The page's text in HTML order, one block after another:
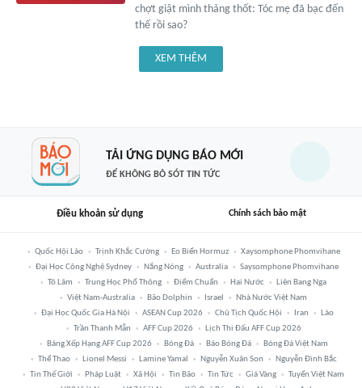
chợt giật mình thảng thốt: Tóc mẹ đã bạc đến
thế rồi sao?
XEM THÊM
TẢI ỨNG DỤNG BÁO MỚI
ĐỂ KHÔNG BỎ SÓT TIN TỨC
Điều khoản sử dụng Chính sách bảo mật
Quốc Hội Lào Trịnh Khắc Cường Eo Biển Hormuz
Xaysomphone Phomvihane
Đại Học Công Nghệ Sydney
Nắng Nóng Australia
Saysomphone Phomvihane
Tô Lâm
Trung Học Phổ Thông Điểm Chuẩn Hai Nước
Liên Bang Nga
Việt Nam-Australia
Bão Dolphin Israel
Nhà Nước Việt Nam
Đại Học Quốc Gia Hà Nội
ASEAN Cup 2026 Chủ Tịch Quốc Hội Iran
Lào
Trần Thanh Mẫn
AFF Cup 2026
Lịch Thi Đấu AFF Cup 2026
Bảng Xếp Hạng AFF Cup 2026
Bóng Đá Báo Bóng Đá
Bóng Đá Việt Nam
Thể Thao
Lionel Messi Lamine Yamal Nguyễn Xuân Son
Nguyễn Đình Bắc
Tin Thế Giới
Pháp Luật Xã Hội Tin Bão Tin Tức Giá Vàng
Tuyển Việt Nam